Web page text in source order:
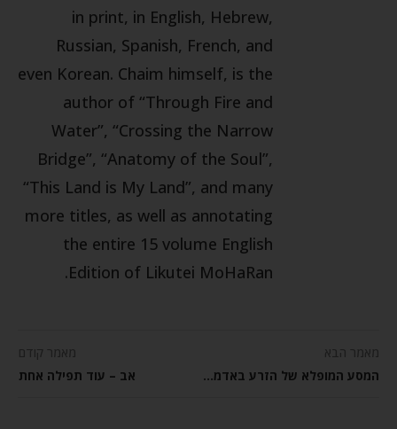
in print, in English, Hebrew,
Russian, Spanish, French, and
even Korean. Chaim himself, is the
author of “Through Fire and
Water”, “Crossing the Narrow
Bridge”, “Anatomy of the Soul”,
“This Land is My Land”, and many
more titles, as well as annotating
the entire 15 volume English
Edition of Likutei MoHaRan.
מאמר הבא
המסע המופלא של הזרע באדמה והגאולה
מאמר קודם
אב – עוד תפילה אחת